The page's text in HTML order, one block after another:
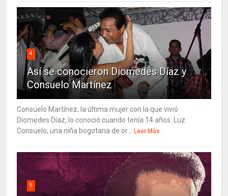
4
Así se conocieron Diomedes Díaz y
Consuelo Martínez
Consuelo Martínez, la última mujer con la que vivió
Diomedes Díaz, lo conoció cuando tenía 14 años. Luz
Consuelo, una niña bogotana de or...
Leer Más
5